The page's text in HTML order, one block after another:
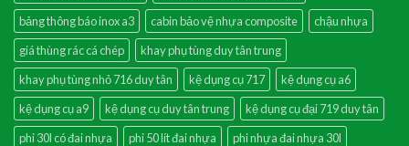
bảng thông báo inox a3
cabin bảo vệ nhựa composite
chậu nhựa
giá thùng rác cá chép
khay phụ tùng duy tân trung
khay phụ tùng nhỏ 716 duy tân
kệ dụng cụ 717
kệ dụng cụ a6
kệ dụng cụ a9
kệ dụng cụ duy tân trung
kệ dụng cụ đại 719 duy tân
phi 30l có đai nhựa
phi 50 lít đai nhựa
phi nhựa đai nhựa 30l